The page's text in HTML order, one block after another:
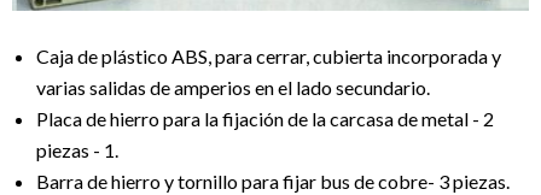
Caja de plástico ABS, para cerrar, cubierta incorporada y
varias salidas de amperios en el lado secundario.
Placa de hierro para la fijación de la carcasa de metal - 2
piezas - 1.
Barra de hierro y tornillo para fijar bus de cobre- 3 piezas.